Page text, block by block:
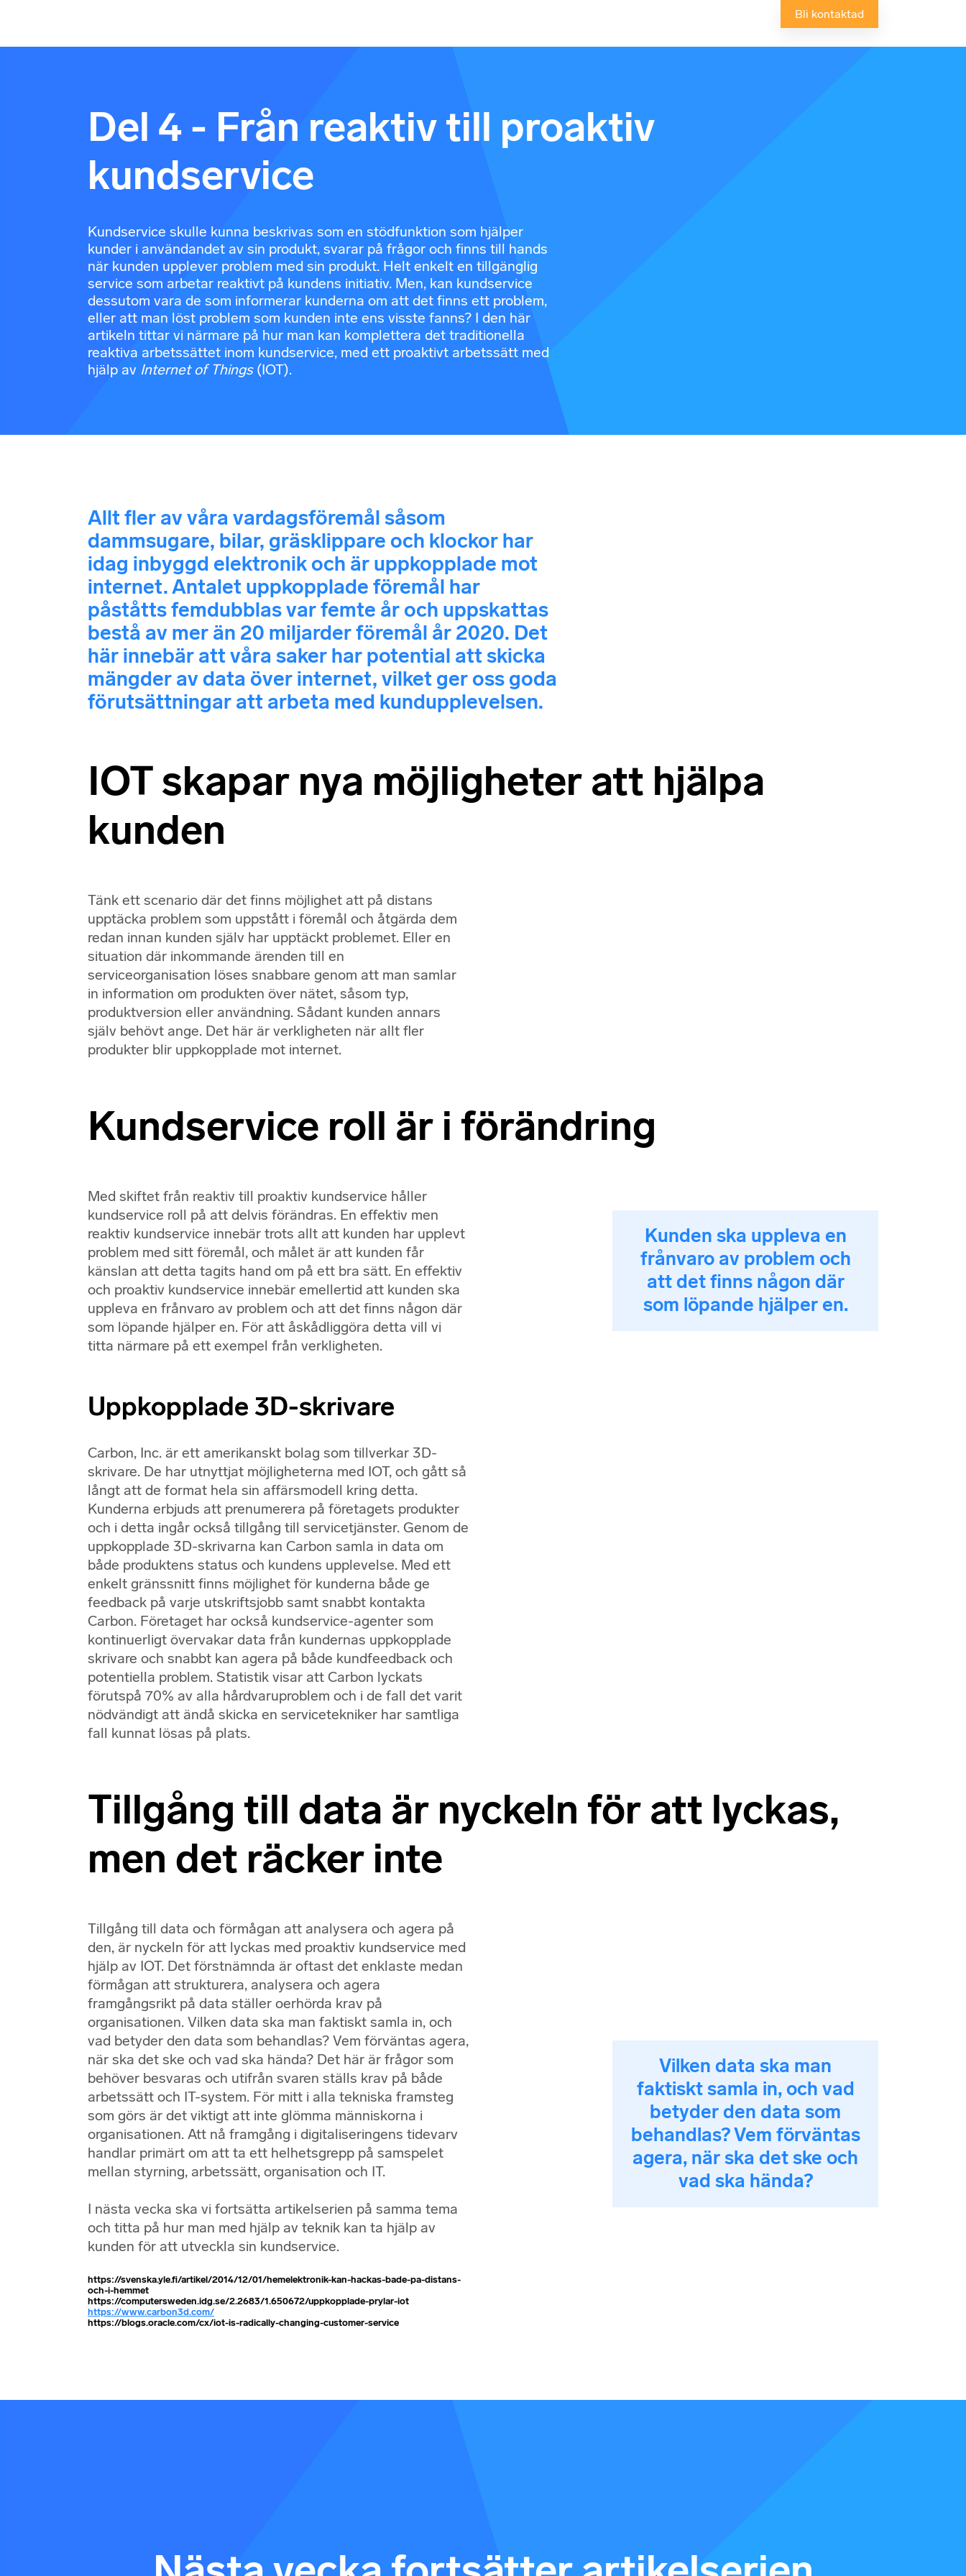
Bli kontaktad
Del 4 - Från reaktiv till proaktiv
kundservice
Kundservice skulle kunna beskrivas som en stödfunktion som hjälper
kunder i användandet av sin produkt, svarar på frågor och finns till hands
när kunden upplever problem med sin produkt. Helt enkelt en tillgänglig
service som arbetar reaktivt på kundens initiativ. Men, kan kundservice
dessutom vara de som informerar kunderna om att det finns ett problem,
eller att man löst problem som kunden inte ens visste fanns? I den här
artikeln tittar vi närmare på hur man kan komplettera det traditionella
reaktiva arbetssättet inom kundservice, med ett proaktivt arbetssätt med
hjälp av Internet of Things(IOT).
Allt fler av våra vardagsföremål såsom
dammsugare, bilar, gräsklippare och klockor har
idag inbyggd elektronik och är uppkopplade mot
internet. Antalet uppkopplade föremål har
påståtts femdubblas var femte år och uppskattas
bestå av mer än 20 miljarder föremål år 2020. Det
här innebär att våra saker har potential att skicka
mängder av data över internet, vilket ger oss goda
förutsättningar att arbeta med kundupplevelsen.
IOT skapar nya möjligheter att hjälpa
kunden
Tänk ett scenario där det finns möjlighet att på distans
upptäcka problem som uppstått i föremål och åtgärda dem
redan innan kunden själv har upptäckt problemet. Eller en
situation där inkommande ärenden till en
serviceorganisation löses snabbare genom att man samlar
in information om produkten över nätet, såsom typ,
produktversion eller användning. Sådant kunden annars
själv behövt ange. Det här är verkligheten när allt fler
produkter blir uppkopplade mot internet.
Kundservice roll är i förändring
Med skiftet från reaktiv till proaktiv kundservice håller
kundservice roll på att delvis förändras. En effektiv men
reaktiv kundservice innebär trots allt att kunden har upplevt
problem med sitt föremål, och målet är att kunden får
känslan att detta tagits hand om på ett bra sätt. En effektiv
och proaktiv kundservice innebär emellertid att kunden ska
uppleva en frånvaro av problem och att det finns någon där
som löpande hjälper en. För att åskådliggöra detta vill vi
titta närmare på ett exempel från verkligheten.
Kunden ska uppleva en
frånvaro av problem och
att det finns någon där
som löpande hjälper en.
Uppkopplade 3D-skrivare
Carbon, Inc. är ett amerikanskt bolag som tillverkar 3D-
skrivare. De har utnyttjat möjligheterna med IOT, och gått så
långt att de format hela sin affärsmodell kring detta.
Kunderna erbjuds att prenumerera på företagets produkter
och i detta ingår också tillgång till servicetjänster. Genom de
uppkopplade 3D-skrivarna kan Carbon samla in data om
både produktens status och kundens upplevelse. Med ett
enkelt gränssnitt finns möjlighet för kunderna både ge
feedback på varje utskriftsjobb samt snabbt kontakta
Carbon. Företaget har också kundservice-agenter som
kontinuerligt övervakar data från kundernas uppkopplade
skrivare och snabbt kan agera på både kundfeedback och
potentiella problem. Statistik visar att Carbon lyckats
förutspå 70% av alla hårdvaruproblem och i de fall det varit
nödvändigt att ändå skicka en servicetekniker har samtliga
fall kunnat lösas på plats.
Tillgång till data är nyckeln för att lyckas,
men det räcker inte
Tillgång till data och förmågan att analysera och agera på
den, är nyckeln för att lyckas med proaktiv kundservice med
hjälp av IOT. Det förstnämnda är oftast det enklaste medan
förmågan att strukturera, analysera och agera
framgångsrikt på data ställer oerhörda krav på
organisationen. Vilken data ska man faktiskt samla in, och
vad betyder den data som behandlas? Vem förväntas agera,
när ska det ske och vad ska hända? Det här är frågor som
behöver besvaras och utifrån svaren ställs krav på både
arbetssätt och IT-system. För mitt i alla tekniska framsteg
som görs är det viktigt att inte glömma människorna i
organisationen. Att nå framgång i digitaliseringens tidevarv
handlar primärt om att ta ett helhetsgrepp på samspelet
mellan styrning, arbetssätt, organisation och IT.
I nästa vecka ska vi fortsätta artikelserien på samma tema
och titta på hur man med hjälp av teknik kan ta hjälp av
kunden för att utveckla sin kundservice.
https://svenska.yle.fi/artikel/2014/12/01/hemelektronik-kan-hackas-bade-pa-distans-
och-i-hemmet
https://computersweden.idg.se/2.2683/1.650672/uppkopplade-prylar-iot
https://www.carbon3d.com/
https://blogs.oracle.com/cx/iot-is-radically-changing-customer-service
Vilken data ska man
faktiskt samla in, och vad
betyder den data som
behandlas? Vem förväntas
agera, när ska det ske och
vad ska hända?